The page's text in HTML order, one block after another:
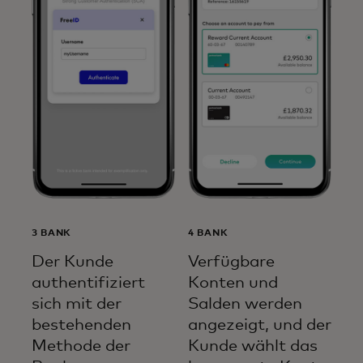
3 BANK
Der Kunde
authentifiziert
sich mit der
bestehenden
Methode der
4 BANK
Verfügbare
Konten und
Salden werden
angezeigt, und der
Kunde wählt das